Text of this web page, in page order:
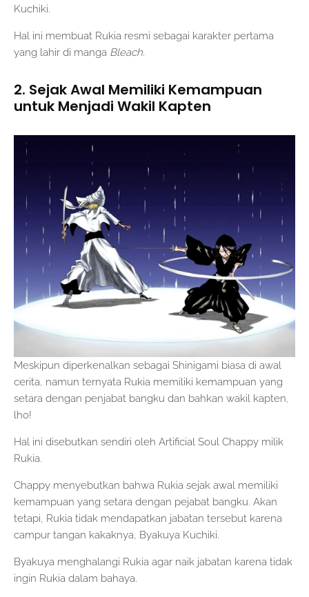
Kuchiki.
Hal ini membuat Rukia resmi sebagai karakter pertama
yang lahir di manga Bleach.
2. Sejak Awal Memiliki Kemampuan
untuk Menjadi Wakil Kapten
Meskipun diperkenalkan sebagai Shinigami biasa di awal
cerita, namun ternyata Rukia memiliki kemampuan yang
setara dengan penjabat bangku dan bahkan wakil kapten,
lho!
Hal ini disebutkan sendiri oleh Artificial Soul Chappy milik
Rukia.
Chappy menyebutkan bahwa Rukia sejak awal memiliki
kemampuan yang setara dengan pejabat bangku. Akan
tetapi, Rukia tidak mendapatkan jabatan tersebut karena
campur tangan kakaknya, Byakuya Kuchiki.
Byakuya menghalangi Rukia agar naik jabatan karena tidak
ingin Rukia dalam bahaya.